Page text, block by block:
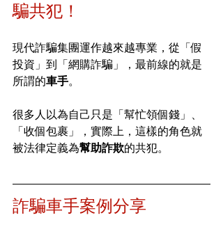
騙共犯！
現代詐騙集團運作越來越專業，從「假
投資」到「網購詐騙」，最前線的就是
所謂的車手。
很多人以為自己只是「幫忙領個錢」、
「收個包裹」，實際上，這樣的角色就
被法律定義為幫助詐欺的共犯。
詐騙車手案例分享